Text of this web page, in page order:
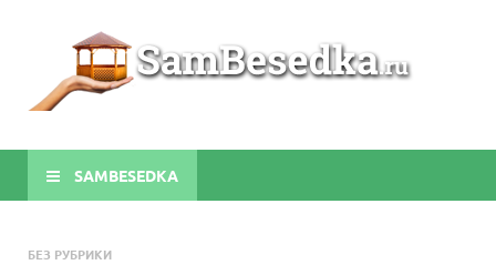
SAMBESEDKA
БЕЗ РУБРИКИ